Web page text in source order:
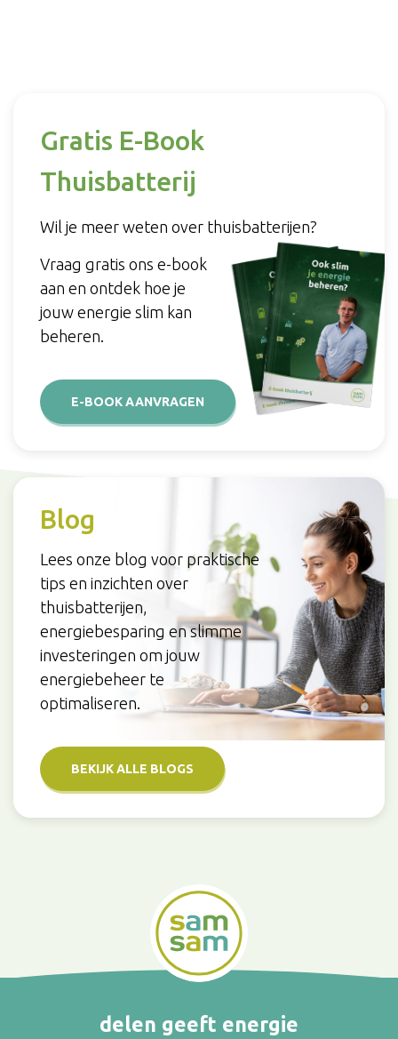
Gratis E-Book
Thuisbatterij
Wil je meer weten over thuisbatterijen?
Vraag gratis ons e-book
aan en ontdek hoe je
jouw energie slim kan
beheren.
E-BOOK AANVRAGEN
Blog
Lees onze blog voor praktische
tips en inzichten over
thuisbatterijen,
energiebesparing en slimme
investeringen om jouw
energiebeheer te
optimaliseren.
BEKIJK ALLE BLOGS
delen geeft energie